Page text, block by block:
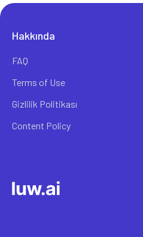
Hakkında
FAQ
Terms of Use
Gizlilik Politikası
Content Policy